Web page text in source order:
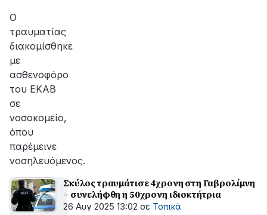
Ο
τραυματίας
διακομίσθηκε
με
ασθενοφόρο
του ΕΚΑΒ
σε
νοσοκομείο,
όπου
παρέμεινε
νοσηλευόμενος.
Σκύλος τραυμάτισε 4χρονη στη Γαβρολίμνη
– συνελήφθη η 50χρονη ιδιοκτήτρια
26 Αυγ 2025 13:02 σε Τοπικά